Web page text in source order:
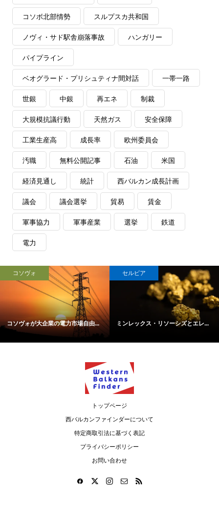
コソボ北部情勢 スルプスカ共和国
ノヴィ・サド駅舎崩落事故 ハンガリー
パイプライン
ベオグラード・プリシュティナ間対話 一帯一路
世銀 中銀 再エネ 制裁
大規模抗議行動 天然ガス 安全保障
工業生産高 成長率 欧州委員会
汚職 無料公開記事 石油 米国
経済見通し 統計 西バルカン成長計画
議会 議会選挙 貿易 賃金
軍事協力 軍事産業 選挙 鉄道
電力
コソヴォ
コソヴォが大企業の電力市場自由...
セルビア
ミンレックス・リソーシズとエレ...
トップページ
西バルカンファインダーについて
特定商取引法に基づく表記
プライバシーポリシー
お問い合わせ